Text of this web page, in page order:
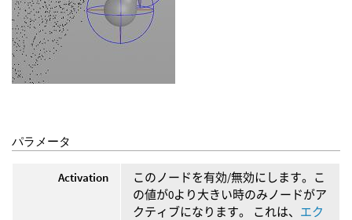
パラメータ
Activation
このノードを有効/無効にします。こ
の値が0より大きい時のみノードがア
クティブになります。 これは、 エク